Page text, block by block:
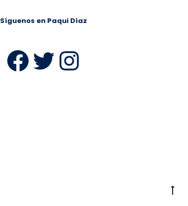
Síguenos en Paqui Díaz
Facebook
Twitter